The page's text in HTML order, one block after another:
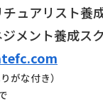
ュアリスト養
メント養成ス
がな付き）